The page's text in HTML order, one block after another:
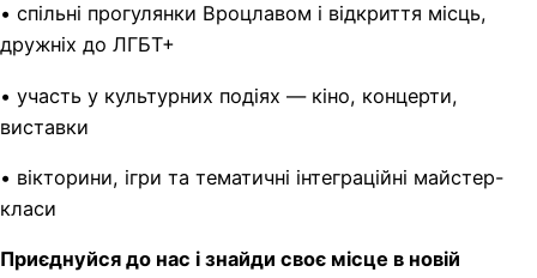
• спільні прогулянки Вроцлавом і відкриття місць,
дружніх до ЛГБТ+
• участь у культурних подіях — кіно, концерти,
виставки
• вікторини, ігри та тематичні інтеграційні майстер-
класи
Приєднуйся до нас і знайди своє місце в новій